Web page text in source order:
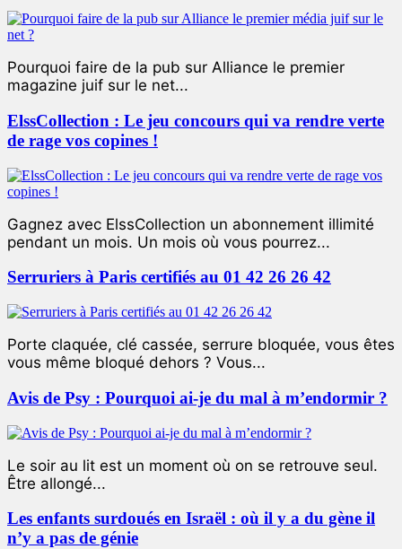
Pourquoi faire de la pub sur Alliance le premier
magazine juif sur le net...
ElssCollection : Le jeu concours qui va rendre verte
de rage vos copines !
Gagnez avec ElssCollection un abonnement illimité
pendant un mois. Un mois où vous pourrez...
Serruriers à Paris certifiés au 01 42 26 26 42
Porte claquée, clé cassée, serrure bloquée, vous êtes
vous même bloqué dehors ? Vous...
Avis de Psy : Pourquoi ai-je du mal à m’endormir ?
Le soir au lit est un moment où on se retrouve seul.
Être allongé...
Les enfants surdoués en Israël : où il y a du gène il
n’y a pas de génie